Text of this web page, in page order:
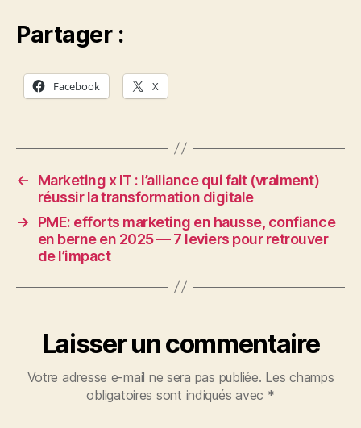
Partager :
Facebook X
←
Marketing x IT : l’alliance qui fait (vraiment)
réussir la transformation digitale
→
PME: efforts marketing en hausse, confiance
en berne en 2025 — 7 leviers pour retrouver
de l’impact
Laisser un commentaire
Votre adresse e-mail ne sera pas publiée. Les champs
obligatoires sont indiqués avec *